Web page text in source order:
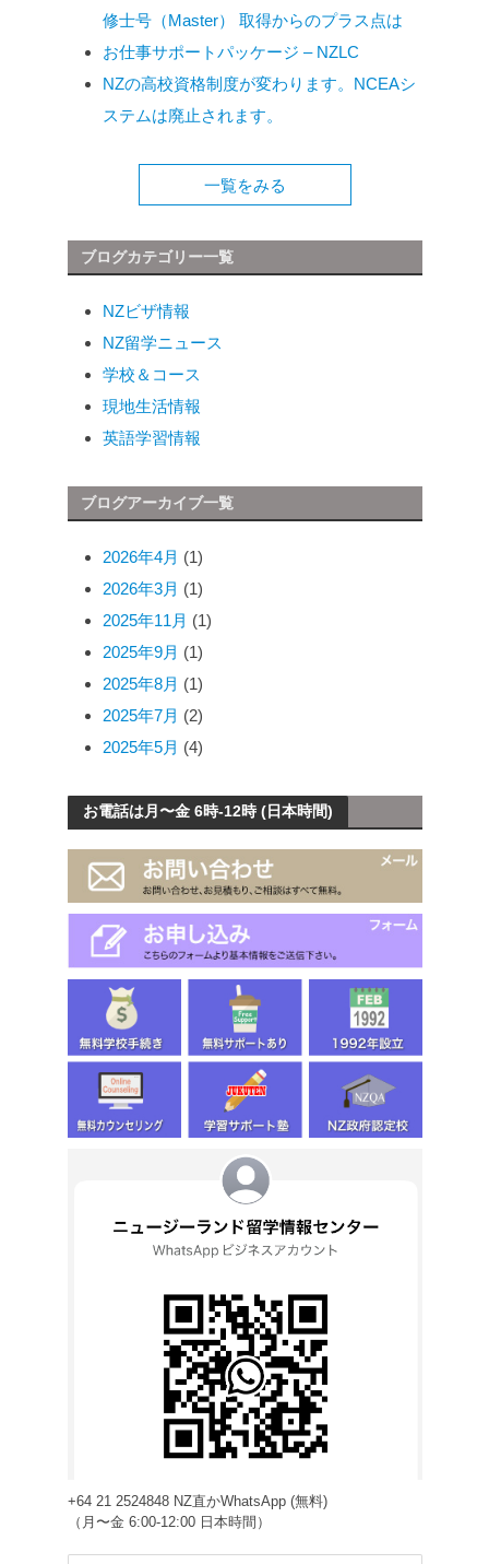
修士号（Master） 取得からのプラス点は
お仕事サポートパッケージ – NZLC
NZの高校資格制度が変わります。NCEAシ
ステムは廃止されます。
一覧をみる
ブログカテゴリー一覧
NZビザ情報
NZ留学ニュース
学校＆コース
現地生活情報
英語学習情報
ブログアーカイブ一覧
2026年4月 (1)
2026年3月 (1)
2025年11月 (1)
2025年9月 (1)
2025年8月 (1)
2025年7月 (2)
2025年5月 (4)
お電話は月〜金 6時-12時 (日本時間)
+64 21 2524848 NZ直かWhatsApp (無料)
（月〜金 6:00-12:00 日本時間）